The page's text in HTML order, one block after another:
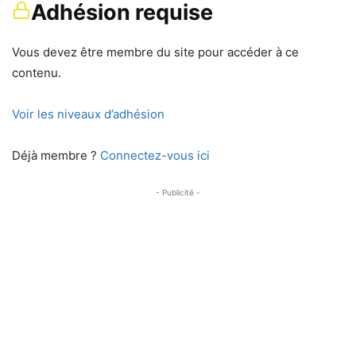
Adhésion requise
Vous devez être membre du site pour accéder à ce
contenu.
Voir les niveaux d’adhésion
Déjà membre ? Connectez-vous ici
- Publicité -